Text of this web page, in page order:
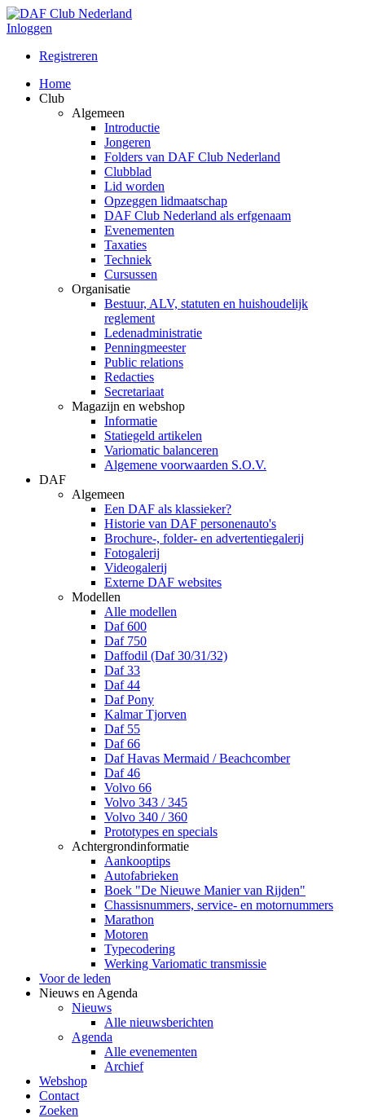
Inloggen
Registreren
Home
Club
Algemeen
Introductie
Jongeren
Folders van DAF Club Nederland
Clubblad
Lid worden
Opzeggen lidmaatschap
DAF Club Nederland als erfgenaam
Evenementen
Taxaties
Techniek
Cursussen
Organisatie
Bestuur, ALV, statuten en huishoudelijk
reglement
Ledenadministratie
Penningmeester
Public relations
Redacties
Secretariaat
Magazijn en webshop
Informatie
Statiegeld artikelen
Variomatic balanceren
Algemene voorwaarden S.O.V.
DAF
Algemeen
Een DAF als klassieker?
Historie van DAF personenauto's
Brochure-, folder- en advertentiegalerij
Fotogalerij
Videogalerij
Externe DAF websites
Modellen
Alle modellen
Daf 600
Daf 750
Daffodil (Daf 30/31/32)
Daf 33
Daf 44
Daf Pony
Kalmar Tjorven
Daf 55
Daf 66
Daf Havas Mermaid / Beachcomber
Daf 46
Volvo 66
Volvo 343 / 345
Volvo 340 / 360
Prototypes en specials
Achtergrondinformatie
Aankooptips
Autofabrieken
Boek "De Nieuwe Manier van Rijden"
Chassisnummers, service- en motornummers
Marathon
Motoren
Typecodering
Werking Variomatic transmissie
Voor de leden
Nieuws en Agenda
Nieuws
Alle nieuwsberichten
Agenda
Alle evenementen
Archief
Webshop
Contact
Zoeken